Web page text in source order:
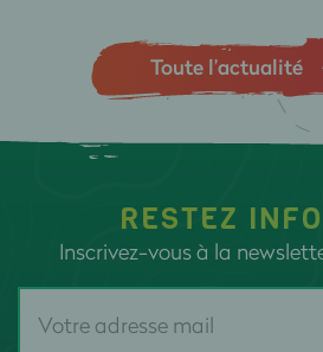
Toute l’actualité
RESTEZ
Inscrivez-vous à la